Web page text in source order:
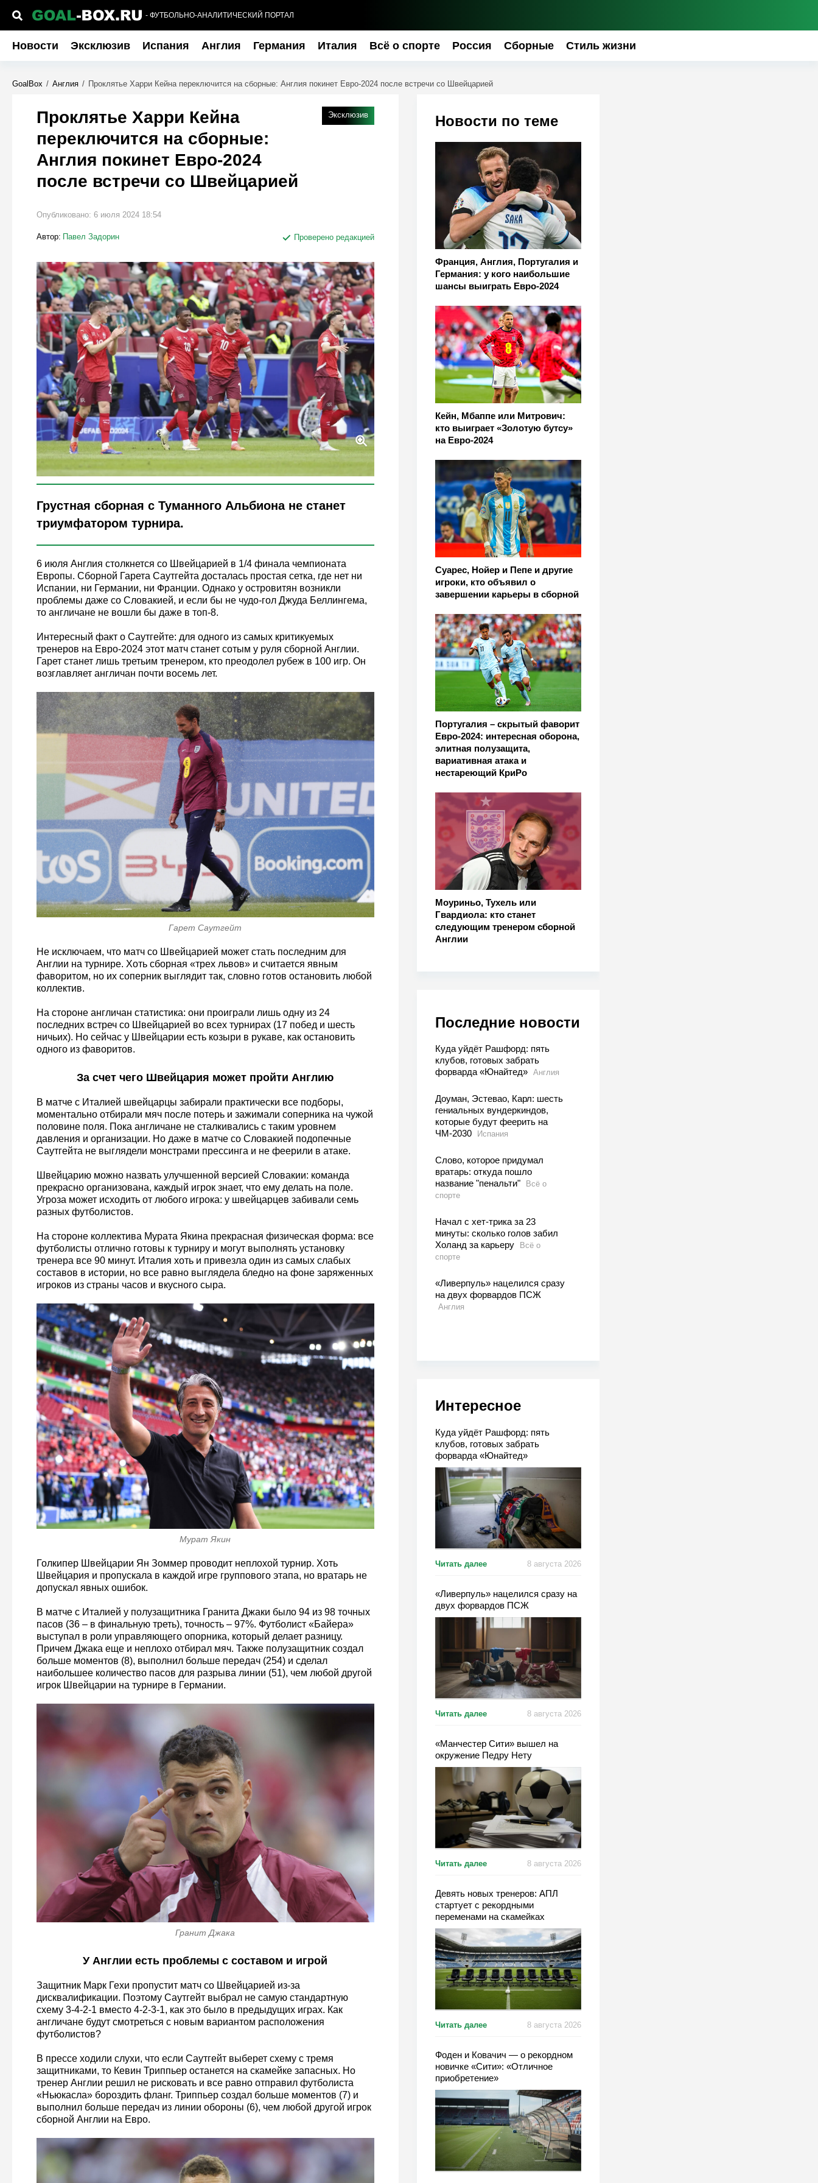
- ФУТБОЛЬНО-АНАЛИТИЧЕСКИЙ ПОРТАЛ
Новости Эксклюзив Испания Англия Германия Италия Всё о спорте Россия Сборные Стиль жизни
GoalBox / Англия / Проклятье Харри Кейна переключится на сборные: Англия покинет Евро-2024 после встречи со Швейцарией
Новости по теме
Франция, Англия, Португалия и
Германия: у кого наибольшие
шансы выиграть Евро-2024
Кейн, Мбаппе или Митрович:
кто выиграет «Золотую бутсу»
на Евро-2024
Суарес, Нойер и Пепе и другие
игроки, кто объявил о
завершении карьеры в сборной
Португалия – скрытый фаворит
Евро-2024: интересная оборона,
элитная полузащита,
вариативная атака и
нестареющий КриРо
Моуриньо, Тухель или
Гвардиола: кто станет
следующим тренером сборной
Англии
Последние новости
Куда уйдёт Рашфорд: пять
клубов, готовых забрать
форварда «Юнайтед» Англия
Доуман, Эстевао, Карл: шесть
гениальных вундеркиндов,
которые будут феерить на
ЧМ-2030
Испания
Слово, которое придумал
вратарь: откуда пошло
название "пенальти"
Всё о
спорте
Начал с хет-трика за 23
минуты: сколько голов забил
Холанд за карьеру
Всё о
спорте
«Ливерпуль» нацелился сразу
на двух форвардов ПСЖ
Англия
Интересное
Куда уйдёт Рашфорд: пять
клубов, готовых забрать
форварда «Юнайтед»
Читать далее 8 августа 2026
«Ливерпуль» нацелился сразу на
двух форвардов ПСЖ
Читать далее 8 августа 2026
«Манчестер Сити» вышел на
окружение Педру Нету
Читать далее 8 августа 2026
Девять новых тренеров: АПЛ
стартует с рекордными
переменами на скамейках
Читать далее 8 августа 2026
Фоден и Ковачич — о рекордном
новичке «Сити»: «Отличное
приобретение»
Эксклюзив
Проклятье Харри Кейна
переключится на сборные:
Англия покинет Евро-2024
после встречи со Швейцарией
Опубликовано: 6 июля 2024 18:54
Автор: Павел Задорин Проверено редакцией
Грустная сборная с Туманного Альбиона не станет
триумфатором турнира.
6 июля Англия столкнется со Швейцарией в 1/4 финала чемпионата
Европы. Сборной Гарета Саутгейта досталась простая сетка, где нет ни
Испании, ни Германии, ни Франции. Однако у островитян возникли
проблемы даже со Словакией, и если бы не чудо-гол Джуда Беллингема,
то англичане не вошли бы даже в топ-8.
Интересный факт о Саутгейте: для одного из самых критикуемых
тренеров на Евро-2024 этот матч станет сотым у руля сборной Англии.
Гарет станет лишь третьим тренером, кто преодолел рубеж в 100 игр. Он
возглавляет англичан почти восемь лет.
Гарет Саутгейт
Не исключаем, что матч со Швейцарией может стать последним для
Англии на турнире. Хоть сборная «трех львов» и считается явным
фаворитом, но их соперник выглядит так, словно готов остановить любой
коллектив.
На стороне англичан статистика: они проиграли лишь одну из 24
последних встреч со Швейцарией во всех турнирах (17 побед и шесть
ничьих). Но сейчас у Швейцарии есть козыри в рукаве, как остановить
одного из фаворитов.
За счет чего Швейцария может пройти Англию
В матче с Италией швейцарцы забирали практически все подборы,
моментально отбирали мяч после потерь и зажимали соперника на чужой
половине поля. Пока англичане не сталкивались с таким уровнем
давления и организации. Но даже в матче со Словакией подопечные
Саутгейта не выглядели монстрами прессинга и не феерили в атаке.
Швейцарию можно назвать улучшенной версией Словакии: команда
прекрасно организована, каждый игрок знает, что ему делать на поле.
Угроза может исходить от любого игрока: у швейцарцев забивали семь
разных футболистов.
На стороне коллектива Мурата Якина прекрасная физическая форма: все
футболисты отлично готовы к турниру и могут выполнять установку
тренера все 90 минут. Италия хоть и привезла один из самых слабых
составов в истории, но все равно выглядела бледно на фоне заряженных
игроков из страны часов и вкусного сыра.
Мурат Якин
Голкипер Швейцарии Ян Зоммер проводит неплохой турнир. Хоть
Швейцария и пропускала в каждой игре группового этапа, но вратарь не
допускал явных ошибок.
В матче с Италией у полузащитника Гранита Джаки было 94 из 98 точных
пасов (36 – в финальную треть), точность – 97%. Футболист «Байера»
выступал в роли управляющего опорника, который делает разницу.
Причем Джака еще и неплохо отбирал мяч. Также полузащитник создал
больше моментов (8), выполнил больше передач (254) и сделал
наибольшее количество пасов для разрыва линии (51), чем любой другой
игрок Швейцарии на турнире в Германии.
Гранит Джака
У Англии есть проблемы с составом и игрой
Защитник Марк Гехи пропустит матч со Швейцарией из-за
дисквалификации. Поэтому Саутгейт выбрал не самую стандартную
схему 3-4-2-1 вместо 4-2-3-1, как это было в предыдущих играх. Как
англичане будут смотреться с новым вариантом расположения
футболистов?
В прессе ходили слухи, что если Саутгейт выберет схему с тремя
защитниками, то Кевин Триппьер останется на скамейке запасных. Но
тренер Англии решил не рисковать и все равно отправил футболиста
«Ньюкасла» бороздить фланг. Триппьер создал больше моментов (7) и
выполнил больше передач из линии обороны (6), чем любой другой игрок
сборной Англии на Евро.